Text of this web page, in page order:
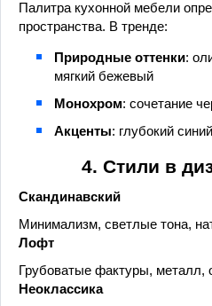
Палитра кухонной мебели
пространства. В тренде:
Природные оттенки:
мягкий бежевый
Монохром: сочетание
Акценты: глубокий
4. Стили в
Скандинавский
Минимализм, светлые тона,
Лофт
Грубоватые фактуры, металл,
Неоклассика